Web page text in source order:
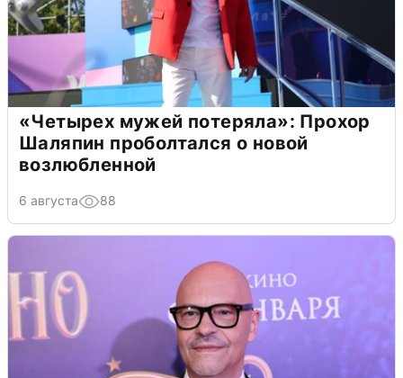
«Четырех мужей потеряла»: Прохор
Шаляпин проболтался о новой
возлюбленной
6 августа 88